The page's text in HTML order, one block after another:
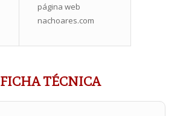
página web
nachoares.com
FICHA TÉCNICA